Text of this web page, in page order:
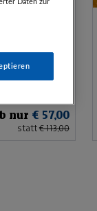
nur € 57,00
statt € 113,00